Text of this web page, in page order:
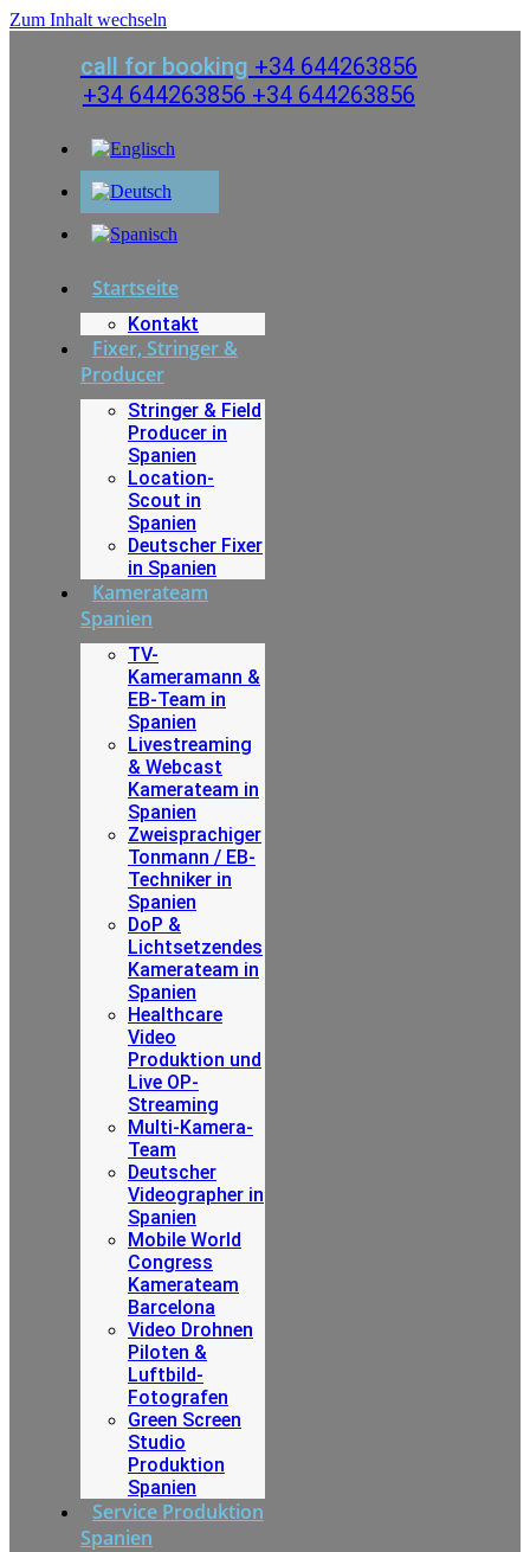
Zum Inhalt wechseln
call for booking +34 644263856
+34 644263856 +34 644263856
Startseite
Kontakt
Fixer, Stringer &
Producer
Stringer & Field
Producer in
Spanien
Location-
Scout in
Spanien
Deutscher Fixer
in Spanien
Kamerateam
Spanien
TV-
Kameramann &
EB-Team in
Spanien
Livestreaming
& Webcast
Kamerateam in
Spanien
Zweisprachiger
Tonmann / EB-
Techniker in
Spanien
DoP &
Lichtsetzendes
Kamerateam in
Spanien
Healthcare
Video
Produktion und
Live OP-
Streaming
Multi-Kamera-
Team
Deutscher
Videographer in
Spanien
Mobile World
Congress
Kamerateam
Barcelona
Video Drohnen
Piloten &
Luftbild-
Fotografen
Green Screen
Studio
Produktion
Spanien
Service Produktion
Spanien